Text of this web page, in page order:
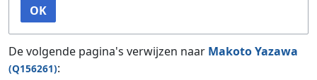
OK
De volgende pagina's verwijzen naar Makoto Yazawa
(Q156261):